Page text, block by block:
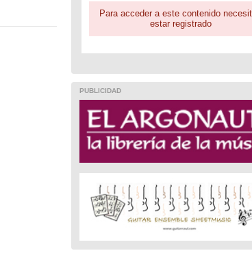
Para acceder a este contenido
estar registrado
PUBLICIDAD